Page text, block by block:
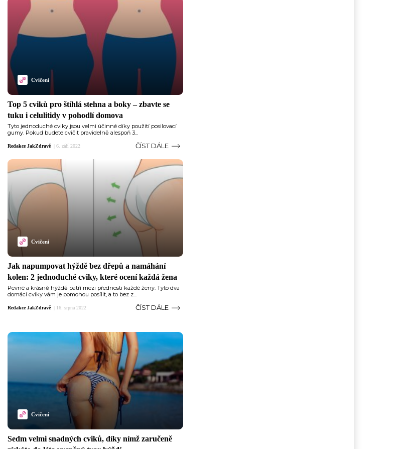
Cvičení
Top 5 cviků pro štíhlá stehna a boky – zbavte se
tuku i celulitidy v pohodlí domova
Tyto jednoduché cviky jsou velmi účinné díky použití posilovací
gumy. Pokud budete cvičit pravidelně alespoň 3...
Redakce JakZdravě 6. září 2022 ČÍST DÁLE
Cvičení
Jak napumpovat hýždě bez dřepů a namáhání
kolen: 2 jednoduché cviky, které ocení každá žena
Pevné a krásně hýždě patří mezi přednosti každé ženy. Tyto dva
domácí cviky vám je pomohou posílit, a to bez z...
Redakce JakZdravě 16. srpna 2022 ČÍST DÁLE
Cvičení
Sedm velmi snadných cviků, díky nímž zaručeně